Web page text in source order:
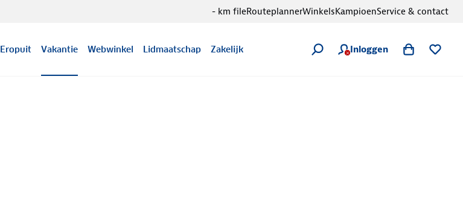
Eropuit Vakantie Webwinkel Lidmaatschap Zakelijk Inloggen
- km fileRouteplannerWinkelsKampioenService & contact